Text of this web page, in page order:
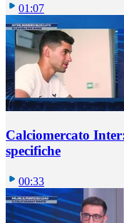
01:07
Calciomercato
specifiche
00:33